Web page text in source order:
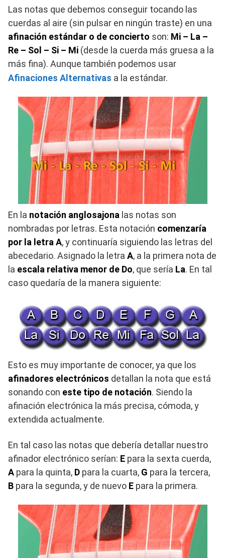
Las notas que debemos conseguir tocando las
cuerdas al aire (sin pulsar en ningún traste) en una
afinación estándar o de concierto son: Mi – La –
Re – Sol – Si – Mi (desde la cuerda más gruesa a la
más fina). Aunque también podemos usar
Afinaciones Alternativas a la estándar.
En la notación anglosajona las notas son
nombradas por letras. Esta notación comenzaría
por la letra A, y continuaría siguiendo las letras del
abecedario. Asignado la letra A, a la primera nota de
la escala relativa menor de Do, que sería La. En tal
caso quedaría de la manera siguiente:
Esto es muy importante de conocer, ya que los
afinadores electrónicos detallan la nota que está
sonando con este tipo de notación. Siendo la
afinación electrónica la más precisa, cómoda, y
extendida actualmente.
En tal caso las notas que debería detallar nuestro
afinador electrónico serían: E para la sexta cuerda,
A para la quinta, D para la cuarta, G para la tercera,
B para la segunda, y de nuevo E para la primera.